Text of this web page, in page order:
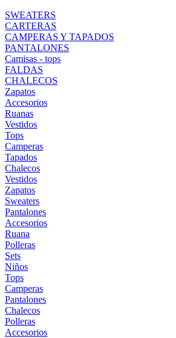
SWEATERS
CARTERAS
CAMPERAS Y TAPADOS
PANTALONES
Camisas - tops
FALDAS
CHALECOS
Zapatos
Accesorios
Ruanas
Vestidos
Tops
Camperas
Tapados
Chalecos
Vestidos
Zapatos
Sweaters
Pantalones
Accesorios
Ruana
Polleras
Sets
Niños
Tops
Camperas
Pantalones
Chalecos
Polleras
Accesorios